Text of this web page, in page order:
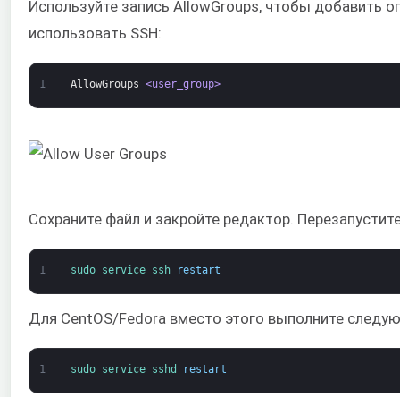
Используйте запись AllowGroups, чтобы добавить
использовать SSH:
1 AllowGroups <user_group>
Сохраните файл и закройте редактор.
1 sudo service ssh restart
Для CentOS/Fedora вместо этого выполните
1 sudo service sshd restart